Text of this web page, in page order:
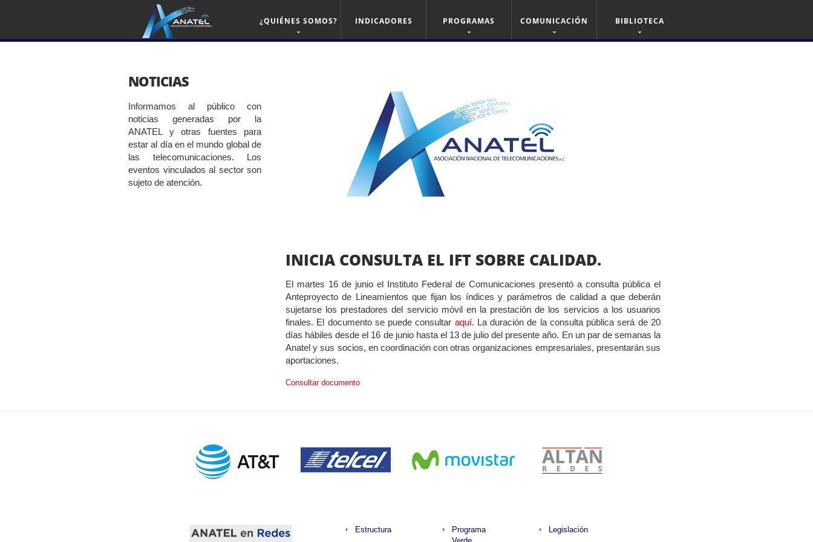
¿QUIÉNES SOMOS? INDICADORES PROGRAMAS COMUNICACIÓN BIBLIOTECA
NOTICIAS
Informamos al público con
noticias generadas por la
ANATEL y otras fuentes para
estar al día en el mundo global de
las telecomunicaciones. Los
eventos vinculados al sector son
sujeto de atención.
INICIA CONSULTA EL IFT SOBRE CALIDAD.
El martes 16 de junio el Instituto Federal de Comunicaciones presentó a consulta pública el
Anteproyecto de Lineamientos que fijan los índices y parámetros de calidad a que deberán
sujetarse los prestadores del servicio móvil en la prestación de los servicios a los usuarios
finales. El documento se puede consultar aquí. La duración de la consulta pública será de 20
días hábiles desde el 16 de junio hasta el 13 de julio del presente año. En un par de semanas la
Anatel y sus socios, en coordinación con otras organizaciones empresariales, presentarán sus
aportaciones.
Consultar documento
Estructura
Programa
Legislación